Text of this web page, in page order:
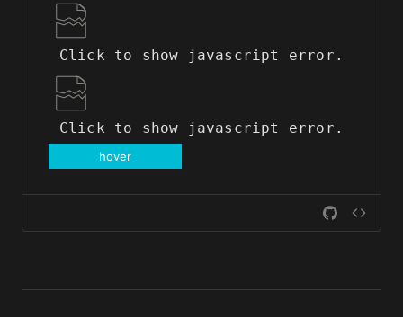
Click to show javascript error.
Click to show javascript error.
hover